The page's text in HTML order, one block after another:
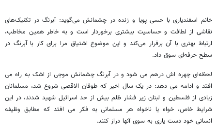
خانم اسفندیاری با حسی پویا و زنده در چشمانش می‌گوید: آبرنگ در تکنیک‌های
نقاشی از لطافت و حساسیت بیشتری برخوردار است و به خاطر همین مخاطب،
ارتباط بهتری با آن برقرار می‌کند و این موضوع اشتیاق مرا برای کار با آبرنگ در
سطح حرفه‌ای سوق‌ داد.
لحظه‌ای چهره اش درهم می شود و در آبرنگ چشمانش موجی از اشک به راه می
افتد و ادامه می دهد: در یک سال اخیر که طوفان الاقصی شروع شد، مسلمانان
زیادی از فلسطین و لبنان زیر فشار ظلم بیش از حد اسرائیل شهید شدند، در این
شرایط خاص، خواه یا ناخواه هر مسلمانی به فکر می افتد که مطابق وظیفه
انسانی خود دست یاری به سوی آنها دراز کنند.